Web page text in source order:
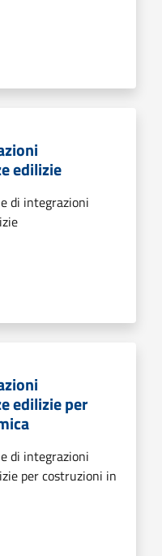
edilizie
di integrazioni
edilizie per
di integrazioni
per costruzioni in